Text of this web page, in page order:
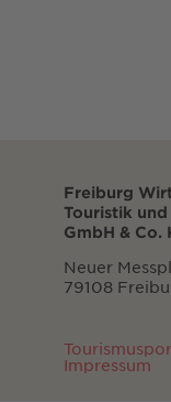
Freiburg
Touristik und
GmbH & Co.
Neuer
79108
Impressum